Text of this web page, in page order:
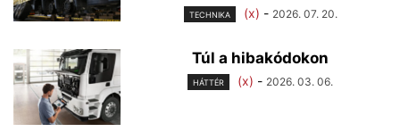
TECHNIKA (x) - 2026. 07. 20.
Túl a hibakódokon
HÁTTÉR (x) - 2026. 03. 06.